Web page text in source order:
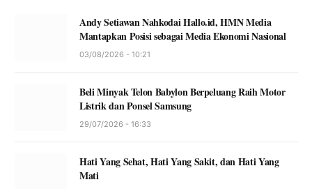
Andy Setiawan Nahkodai Hallo.id, HMN Media
Mantapkan Posisi sebagai Media Ekonomi Nasional
03/08/2026 - 10:21
Beli Minyak Telon Babylon Berpeluang Raih Motor
Listrik dan Ponsel Samsung
29/07/2026 - 16:33
Hati Yang Sehat, Hati Yang Sakit, dan Hati Yang
Mati